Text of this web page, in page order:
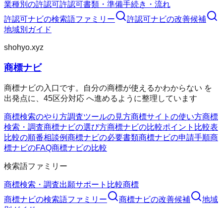
業種別の許認可許認可書類・準備手続き・流れ
許認可ナビの検索語ファミリー 許認可ナビの改善候補
地域別ガイド
shohyo.xyz
商標ナビ
商標ナビの入口です。自分の商標が使えるかわからない を
出発点に、45区分対応 へ進めるように整理しています
商標検索のやり方調査ツールの見方商標サイトの使い方商標
検索・調査商標ナビの選び方商標ナビの比較ポイント 比較表
比較の順番相談例商標ナビの必要書類商標ナビの申請手順商
標ナビのFAQ商標ナビの比較
検索語ファミリー
商標検索・調査出願サポート 比較商標
商標ナビの検索語ファミリー 商標ナビの改善候補
地域